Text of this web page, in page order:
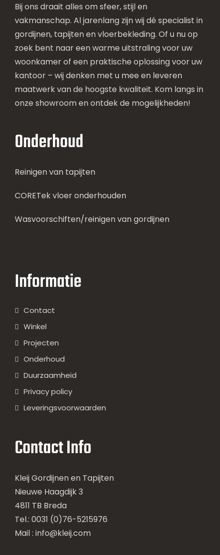
Bij ons draait alles om sfeer, stijl en
vakmanschap. Al jarenlang zijn wij dé specialist in
gordijnen, tapijten en vloerbekleding. Of u nu op
zoek bent naar een warme uitstraling voor uw
woonkamer of een praktische oplossing voor uw
kantoor – wij denken met u mee en leveren
maatwerk van de hoogste kwaliteit. Kom langs in
onze showroom en ontdek de mogelijkheden!
Onderhoud
Reinigen van tapijten
CORETek vloer onderhouden
Wasvoorschiften/reinigen van gordijnen
Informatie
Contact
Winkel
Projecten
Onderhoud
Duurzaamheid
Privacy policy
Leveringsvoorwaarden
Contact Info
Kleij Gordijnen en Tapijten
Nieuwe Haagdijk 3
4811 TB Breda
Tel.: 0031 (0)76-5215976
Mail : info@kleij.com